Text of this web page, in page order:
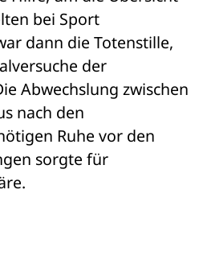
bei Sport
dann die Totenstille,
der
Abwechslung zwischen
nach den
Ruhe vor den
sorgte für